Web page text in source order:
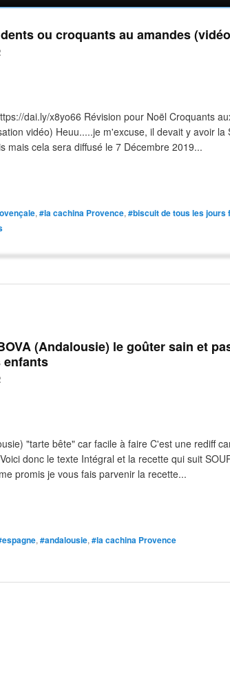
dents ou croquants au amandes
dai.ly/x8yo66 Révision pour Noël Croquants
vidéo) Heuu.....je m'excuse, il devait y avoir la
mais cela sera diffusé le 7 Décembre 2019...
, #la cachina Provence, #biscuit de tous les jours
enfants
"tarte bête" car facile à faire C'est une rediff
donc le texte Intégral et la recette qui suit
promis je vous fais parvenir la recette...
, #andalousie, #la cachina Provence